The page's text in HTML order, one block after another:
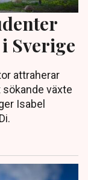
Sverige
attraherar
växte
Isabel